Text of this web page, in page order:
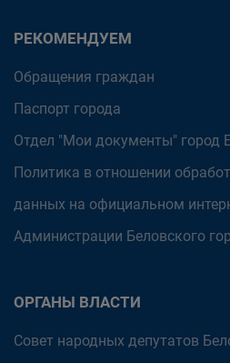
РЕКОМЕНДУЕМ
Обращения граждан
Паспорт города
Отдел "Мои документы" город
Политика в отношении
данных на официальном
Администрации Беловского
ОРГАНЫ ВЛАСТИ
Совет народных депутатов